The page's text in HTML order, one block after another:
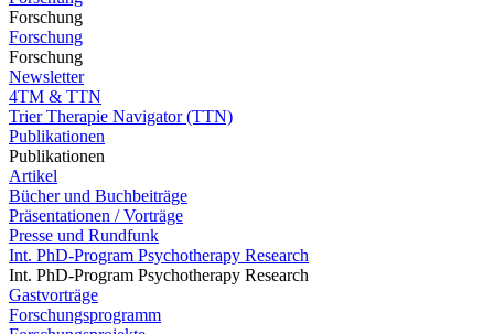
Forschung
Forschung
Forschung
Newsletter
4TM & TTN
Trier Therapie Navigator (TTN)
Publikationen
Publikationen
Artikel
Bücher und Buchbeiträge
Präsentationen / Vorträge
Presse und Rundfunk
Int. PhD-Program Psychotherapy Research
Int. PhD-Program Psychotherapy Research
Gastvorträge
Forschungsprogramm